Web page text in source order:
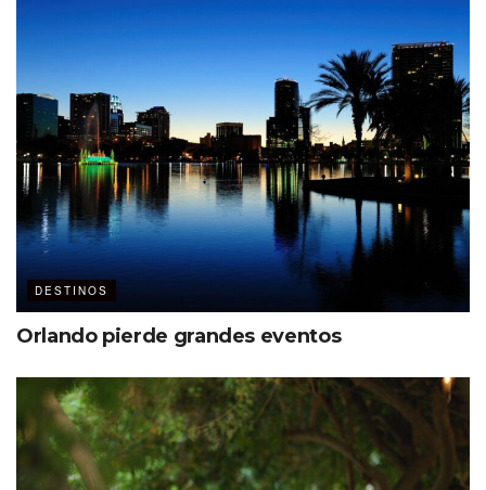
facilita el desplazamiento entre ciudades, reduciendo
tiempos de traslado para los participantes.
La planeación también resulta más sencilla gracias al
acompañamiento del Korea MICE Bureau, que asesora
desde la fase de candidatura hasta la ejecución del
evento, incluyendo promoción, búsqueda de sedes,
vinculación con proveedores y coordinación institucional.
DESTINOS
Orlando pierde grandes eventos